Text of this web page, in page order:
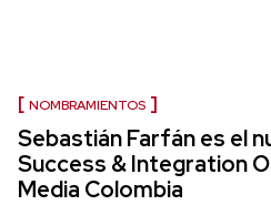
NOMBRAMIENTOS
Sebastián Farfán es el
Success & Integration
Media Colombia